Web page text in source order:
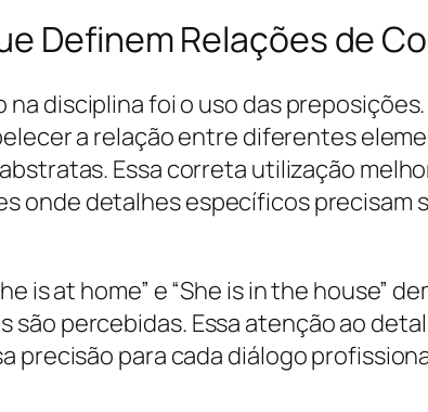
Definem Relações de
disciplina foi o uso das preposições.
a relação entre diferentes
Essa correta utilização
onde detalhes específicos precisam
is at home” e “She is in the house”
percebidas. Essa atenção ao
precisão para cada diálogo